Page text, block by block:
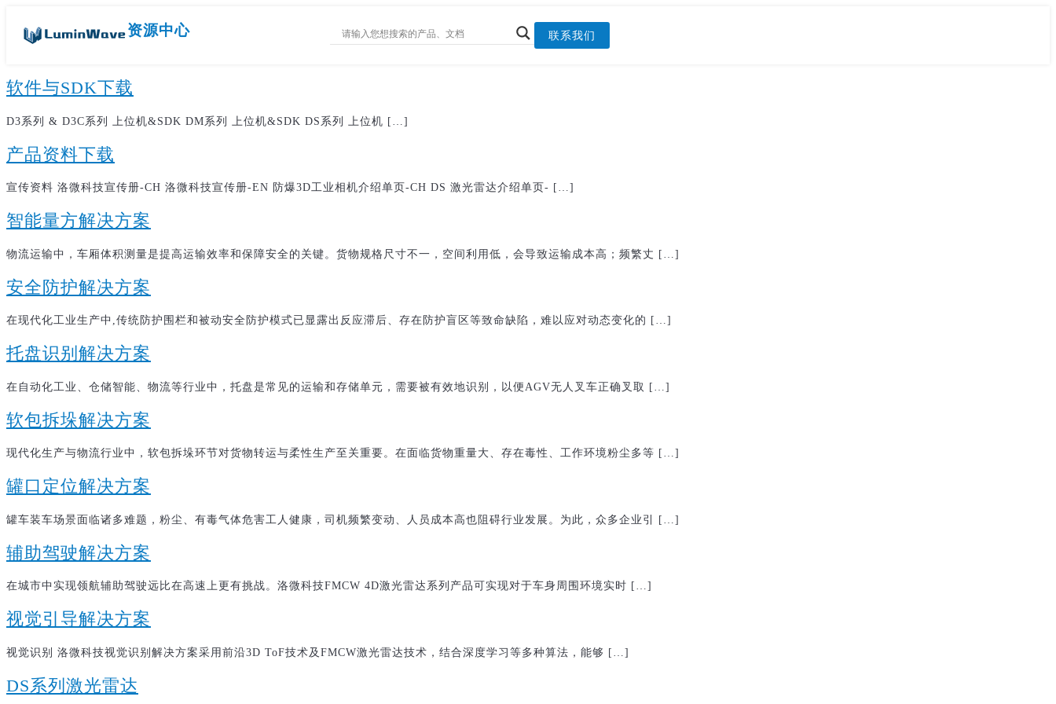
资源中心 联系我们
软件与SDK下载
D3系列 & D3C系列 上位机&SDK DM系列 上位机&SDK DS系列 上位机 […]
产品资料下载
宣传资料 洛微科技宣传册-CH 洛微科技宣传册-EN 防爆3D工业相机介绍单页-CH DS 激光雷达介绍单页- […]
智能量方解决方案
物流运输中，车厢体积测量是提高运输效率和保障安全的关键。货物规格尺寸不一，空间利用低，会导致运输成本高；频繁丈 […]
安全防护解决方案
在现代化工业生产中,传统防护围栏和被动安全防护模式已显露出反应滞后、存在防护盲区等致命缺陷，难以应对动态变化的 […]
托盘识别解决方案
在自动化工业、仓储智能、物流等行业中，托盘是常见的运输和存储单元，需要被有效地识别，以便AGV无人叉车正确叉取 […]
软包拆垛解决方案
现代化生产与物流行业中，软包拆垛环节对货物转运与柔性生产至关重要。在面临货物重量大、存在毒性、工作环境粉尘多等 […]
罐口定位解决方案
罐车装车场景面临诸多难题，粉尘、有毒气体危害工人健康，司机频繁变动、人员成本高也阻碍行业发展。为此，众多企业引 […]
辅助驾驶解决方案
在城市中实现领航辅助驾驶远比在高速上更有挑战。洛微科技FMCW 4D激光雷达系列产品可实现对于车身周围环境实时 […]
视觉引导解决方案
视觉识别 洛微科技视觉识别解决方案采用前沿3D ToF技术及FMCW激光雷达技术，结合深度学习等多种算法，能够 […]
DS系列激光雷达